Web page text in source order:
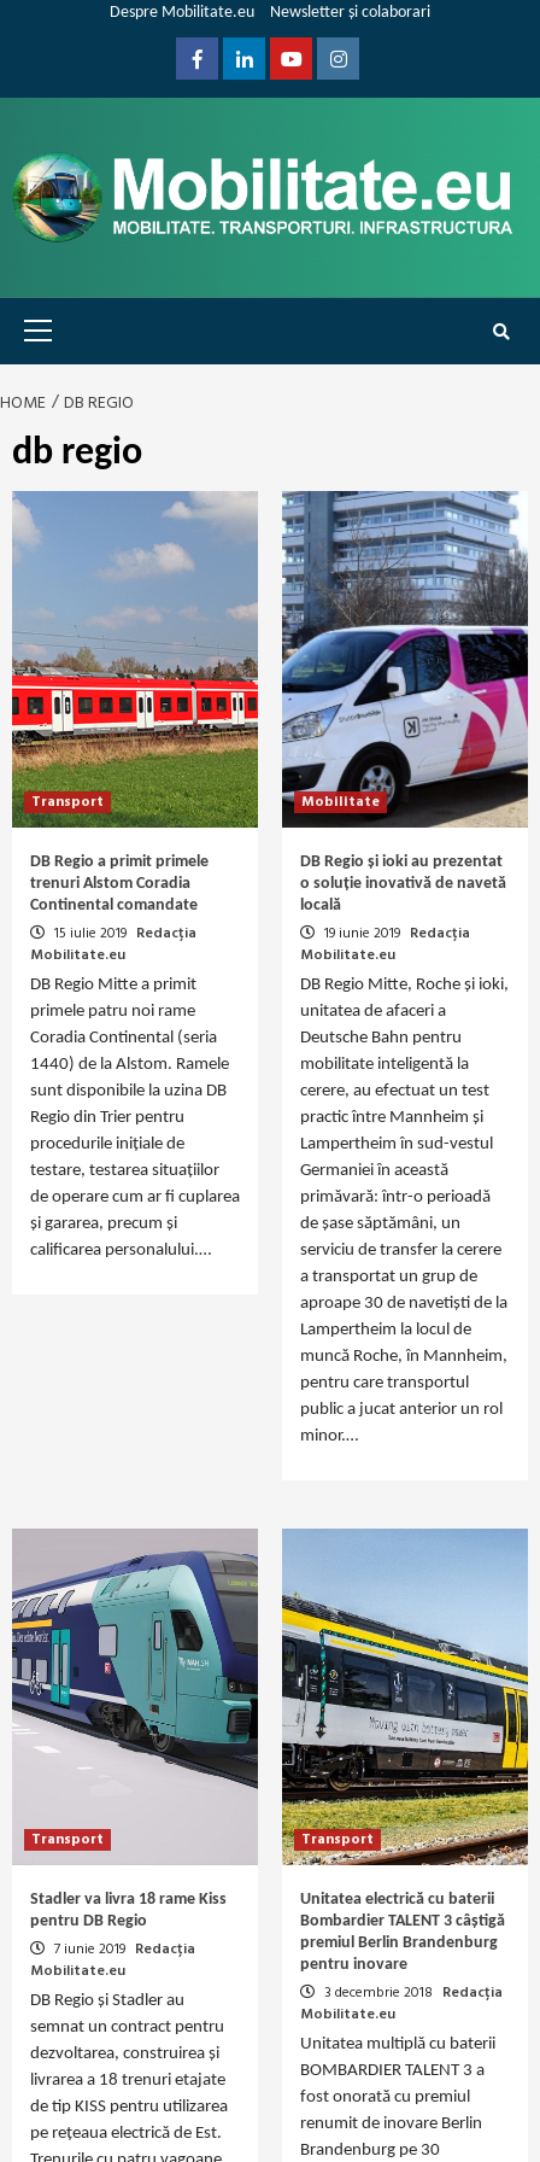
Despre Mobilitate.eu Newsletter și colaborari
FacebookLinkedinYoutubeInstagram
Primary
Menu
HOME DB REGIO
db regio
Transport
DB Regio a primit primele
trenuri Alstom Coradia
Continental comandate
15 iulie 2019 Redacția
Mobilitate.eu
DB Regio Mitte a primit
primele patru noi rame
Coradia Continental (seria
1440) de la Alstom. Ramele
sunt disponibile la uzina DB
Regio din Trier pentru
procedurile inițiale de
testare, testarea situațiilor
de operare cum ar fi cuplarea
și gararea, precum și
calificarea personalului.…
Mobilitate
DB Regio și ioki au prezentat
o soluție inovativă de navetă
locală
19 iunie 2019 Redacția
Mobilitate.eu
DB Regio Mitte, Roche și ioki,
unitatea de afaceri a
Deutsche Bahn pentru
mobilitate inteligentă la
cerere, au efectuat un test
practic între Mannheim și
Lampertheim în sud-vestul
Germaniei în această
primăvară: într-o perioadă
de șase săptămâni, un
serviciu de transfer la cerere
a transportat un grup de
aproape 30 de navetiști de la
Lampertheim la locul de
muncă Roche, în Mannheim,
pentru care transportul
public a jucat anterior un rol
minor.…
Transport
Stadler va livra 18 rame Kiss
pentru DB Regio
7 iunie 2019 Redacția
Mobilitate.eu
DB Regio și Stadler au
semnat un contract pentru
dezvoltarea, construirea și
livrarea a 18 trenuri etajate
de tip KISS pentru utilizarea
pe rețeaua electrică de Est.
Transport
Unitatea electrică cu baterii
Bombardier TALENT 3 câștigă
premiul Berlin Brandenburg
pentru inovare
3 decembrie 2018 Redacția
Mobilitate.eu
Unitatea multiplă cu baterii
BOMBARDIER TALENT 3 a
fost onorată cu premiul
renumit de inovare Berlin
Brandenburg pe 30